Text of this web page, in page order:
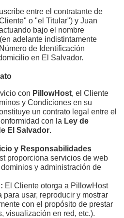
entre el contratante de
o "el Titular") y Juan
bajo el nombre
adelante indistintamente
de Identificación
en El Salvador.
con PillowHost, el Cliente
y Condiciones en su
un contrato legal entre el
con la Ley de
El Salvador.
y Responsabilidades
proporciona servicios de web
y administración de
El Cliente otorga a PillowHost
para usar, reproducir y mostrar
con el propósito de prestar
visualización en red, etc.).